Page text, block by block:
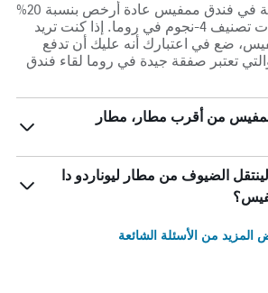
تكون الأسعار لكل ليلة في فندق ممفيس عادة أرخص بنسبة 20%
عن المعدل لفنادق ذات تصنيف 4-نجوم في روما. إذا كنت تريد
ضع في اعتبارك أنه عليك أن تدفع
، والتي تعتبر صفقة جيدة في روما لقاء فندق
من أقرب مطار، مطار
الضيوف من مطار ليوناردو دا
من الأسئلة الشائعة